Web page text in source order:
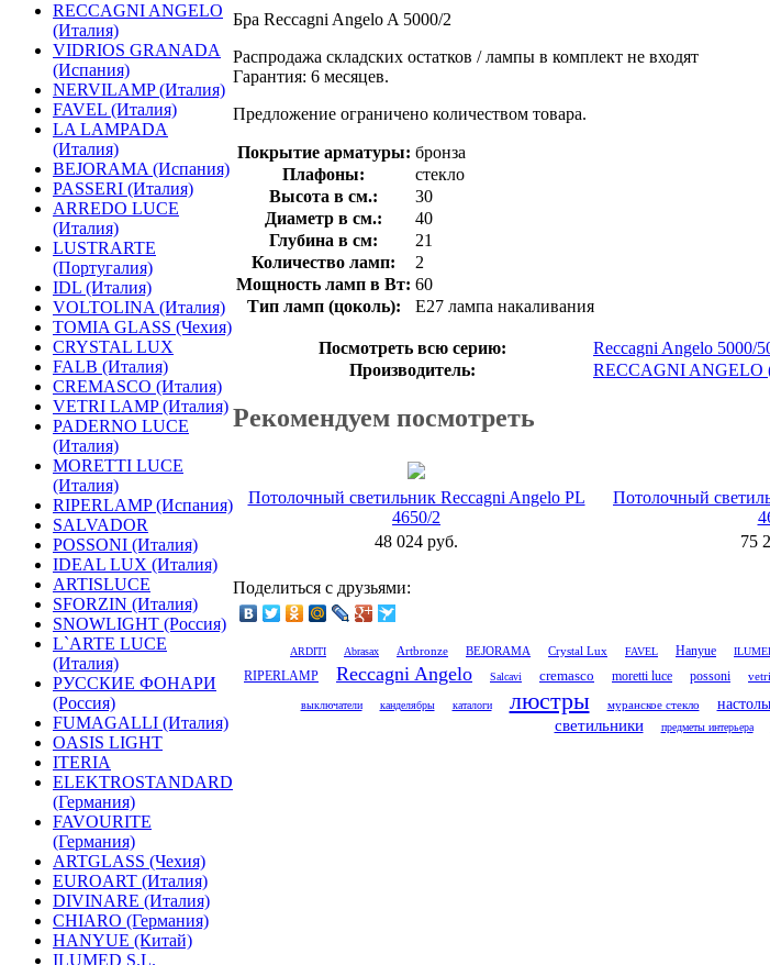
RECCAGNI ANGELO
(Италия)
VIDRIOS GRANADA
(Испания)
NERVILAMP (Италия)
FAVEL (Италия)
LA LAMPADA
(Италия)
BEJORAMA (Испания)
PASSERI (Италия)
ARREDO LUCE
(Италия)
LUSTRARTE
(Португалия)
IDL (Италия)
VOLTOLINA (Италия)
TOMIA GLASS (Чехия)
CRYSTAL LUX
FALB (Италия)
CREMASCO (Италия)
VETRI LAMP (Италия)
PADERNO LUCE
(Италия)
MORETTI LUCE
(Италия)
RIPERLAMP (Испания)
SALVADOR
POSSONI (Италия)
IDEAL LUX (Италия)
ARTISLUCE
SFORZIN (Италия)
SNOWLIGHT (Россия)
L`ARTE LUCE
(Италия)
РУССКИЕ ФОНАРИ
(Россия)
FUMAGALLI (Италия)
OASIS LIGHT
ITERIA
ELEKTROSTANDARD
(Германия)
FAVOURITE
(Германия)
ARTGLASS (Чехия)
EUROART (Италия)
DIVINARE (Италия)
CHIARO (Германия)
HANYUE (Китай)
ILUMED S.L.
Бра Reccagni Angelo A 5000/2
Распродажа складских остатков / лампы в комплект не входят
Гарантия: 6 месяцев.
Предложение ограничено количеством товара.
Покрытие арматуры: бронза
Плафоны:
стекло
Высота в см.:
30
Диаметр в см.:
40
Глубина в см:
21
Количество ламп:
2
Мощность ламп в Вт: 60
Тип ламп (цоколь):
E27 лампа накаливания
Посмотреть всю серию:
Reccagni Angelo 5000/
Производитель:
RECCAGNI ANGELO
Рекомендуем посмотреть
Потолочный светильник Reccagni Angelo PL
4650/2
48 024 руб.
Потолочный
75
Поделиться с друзьями:
ARDITI Abrasax Artbronze BEJORAMA Crystal Lux FAVEL Hanyue
RIPERLAMP
Reccagni Angelo Salcavi cremasco moretti luce possoni
выключатели канделябры каталоги люстры муранское стекло
светильники
предметы интерьера